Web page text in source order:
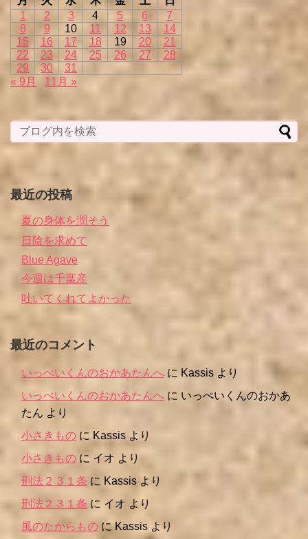
1
2 3 4 5 6
7
8
9 10 11 12 13
14
15
16 17 18 19 20
21
22
23 24 25 26 27
28
29
30
31
« 9月
11月 »
最近の投稿
夏の身体を潤そう
日陰を求めて
Blue Agave
今週は千葉産
吐いてくれてよかった
最近のコメント
いっぺいくんのおかあたんへ に Kassis より
いっぺいくんのおかあたんへ に いっぺいくんのおかあ
たん より
小さきもの に Kassis より
小さきもの に イオ より
刑法２３１条 に Kassis より
刑法２３１条 に イオ より
風のたからもの にKassis より